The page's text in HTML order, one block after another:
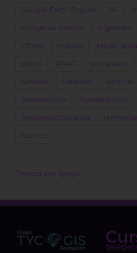
Google Earth Engine IA
Imágenes satélite ingeniero
LIDAR marino Medio
piloto Pix4D procesado
Satélite Satélites sentinel
Teledetcción Teledetección
Teledetección agua
técnico
Tweets por tycgis